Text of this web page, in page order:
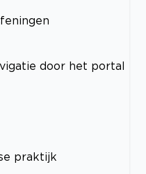
door het portal
praktijk